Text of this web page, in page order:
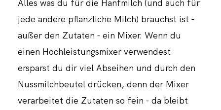
Alles was du für die Hanfmilch (und auch für
jede andere pflanzliche Milch) brauchst ist -
außer den Zutaten - ein Mixer. Wenn du
einen Hochleistungsmixer verwendest
ersparst du dir viel Abseihen und durch den
Nussmilchbeutel drücken, denn der Mixer
verarbeitet die Zutaten so fein - da bleibt